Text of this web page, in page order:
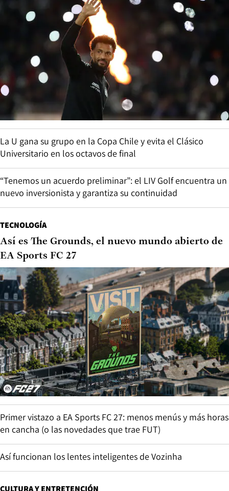
La U gana su grupo en la Copa Chile y evita el Clásico
Universitario en los octavos de final
“Tenemos un acuerdo preliminar”: el LIV Golf encuentra un
nuevo inversionista y garantiza su continuidad
TECNOLOGÍA
Así es The Grounds, el nuevo mundo abierto de
EA Sports FC 27
Primer vistazo a EA Sports FC 27: menos menús y más horas
en cancha (o las novedades que trae FUT)
Así funcionan los lentes inteligentes de Vozinha
CULTURA Y ENTRETENCIÓN